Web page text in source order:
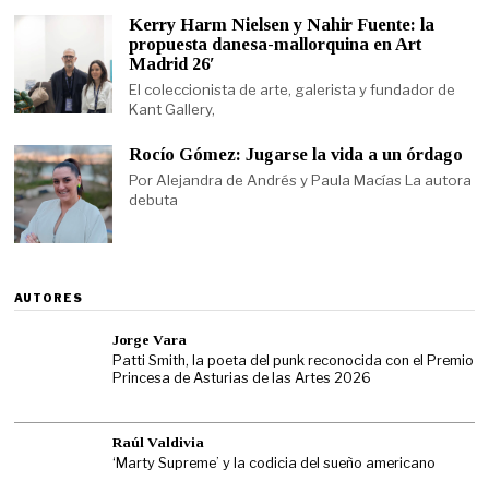
Kerry Harm Nielsen y Nahir Fuente: la
propuesta danesa-mallorquina en Art
Madrid 26′
El coleccionista de arte, galerista y fundador de
Kant Gallery,
Rocío Gómez: Jugarse la vida a un órdago
Por Alejandra de Andrés y Paula Macías La autora
debuta
AUTORES
Jorge Vara
Patti Smith, la poeta del punk reconocida con el Premio
Princesa de Asturias de las Artes 2026
Raúl Valdivia
‘Marty Supreme’ y la codicia del sueño americano